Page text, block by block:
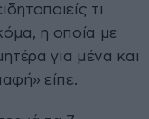
τι
η οποία με
για μένα και
είπε.